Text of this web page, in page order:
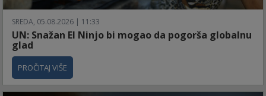
SREDA, 05.08.2026 | 11:33
UN: Snažan El Ninjo bi mogao da pogorša globalnu
glad
PROČITAJ VIŠE